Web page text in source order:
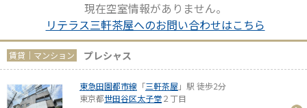
現在空室情報がありません。
リテラス三軒茶屋へのお問い合わせはこちら
賃貸｜マンション プレシャス
東急田園都市線 「三軒茶屋 」駅 徒歩2分
東京都世田谷区太子堂２丁目